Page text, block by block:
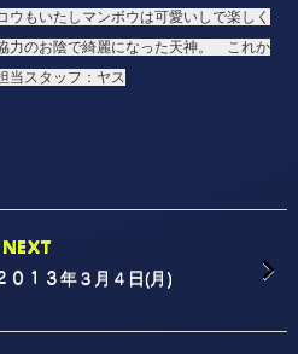
もいたしマンボウは可愛いしで楽しく
力のお陰で綺麗になった天神。 これか
当スタッフ：ヤス
NEXT
０１３年３月４日(月)